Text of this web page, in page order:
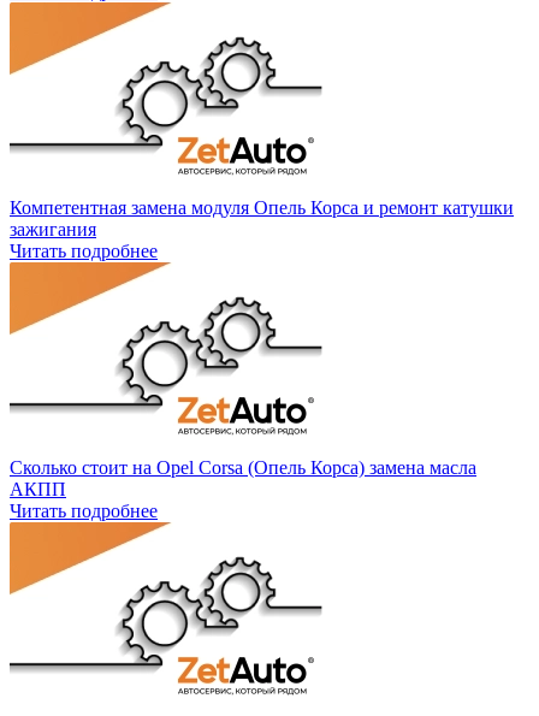
Компетентная замена модуля Опель Корса и ремонт катушки
зажигания
Читать подробнее
Сколько стоит на Opel Corsa (Опель Корса) замена масла
АКПП
Читать подробнее